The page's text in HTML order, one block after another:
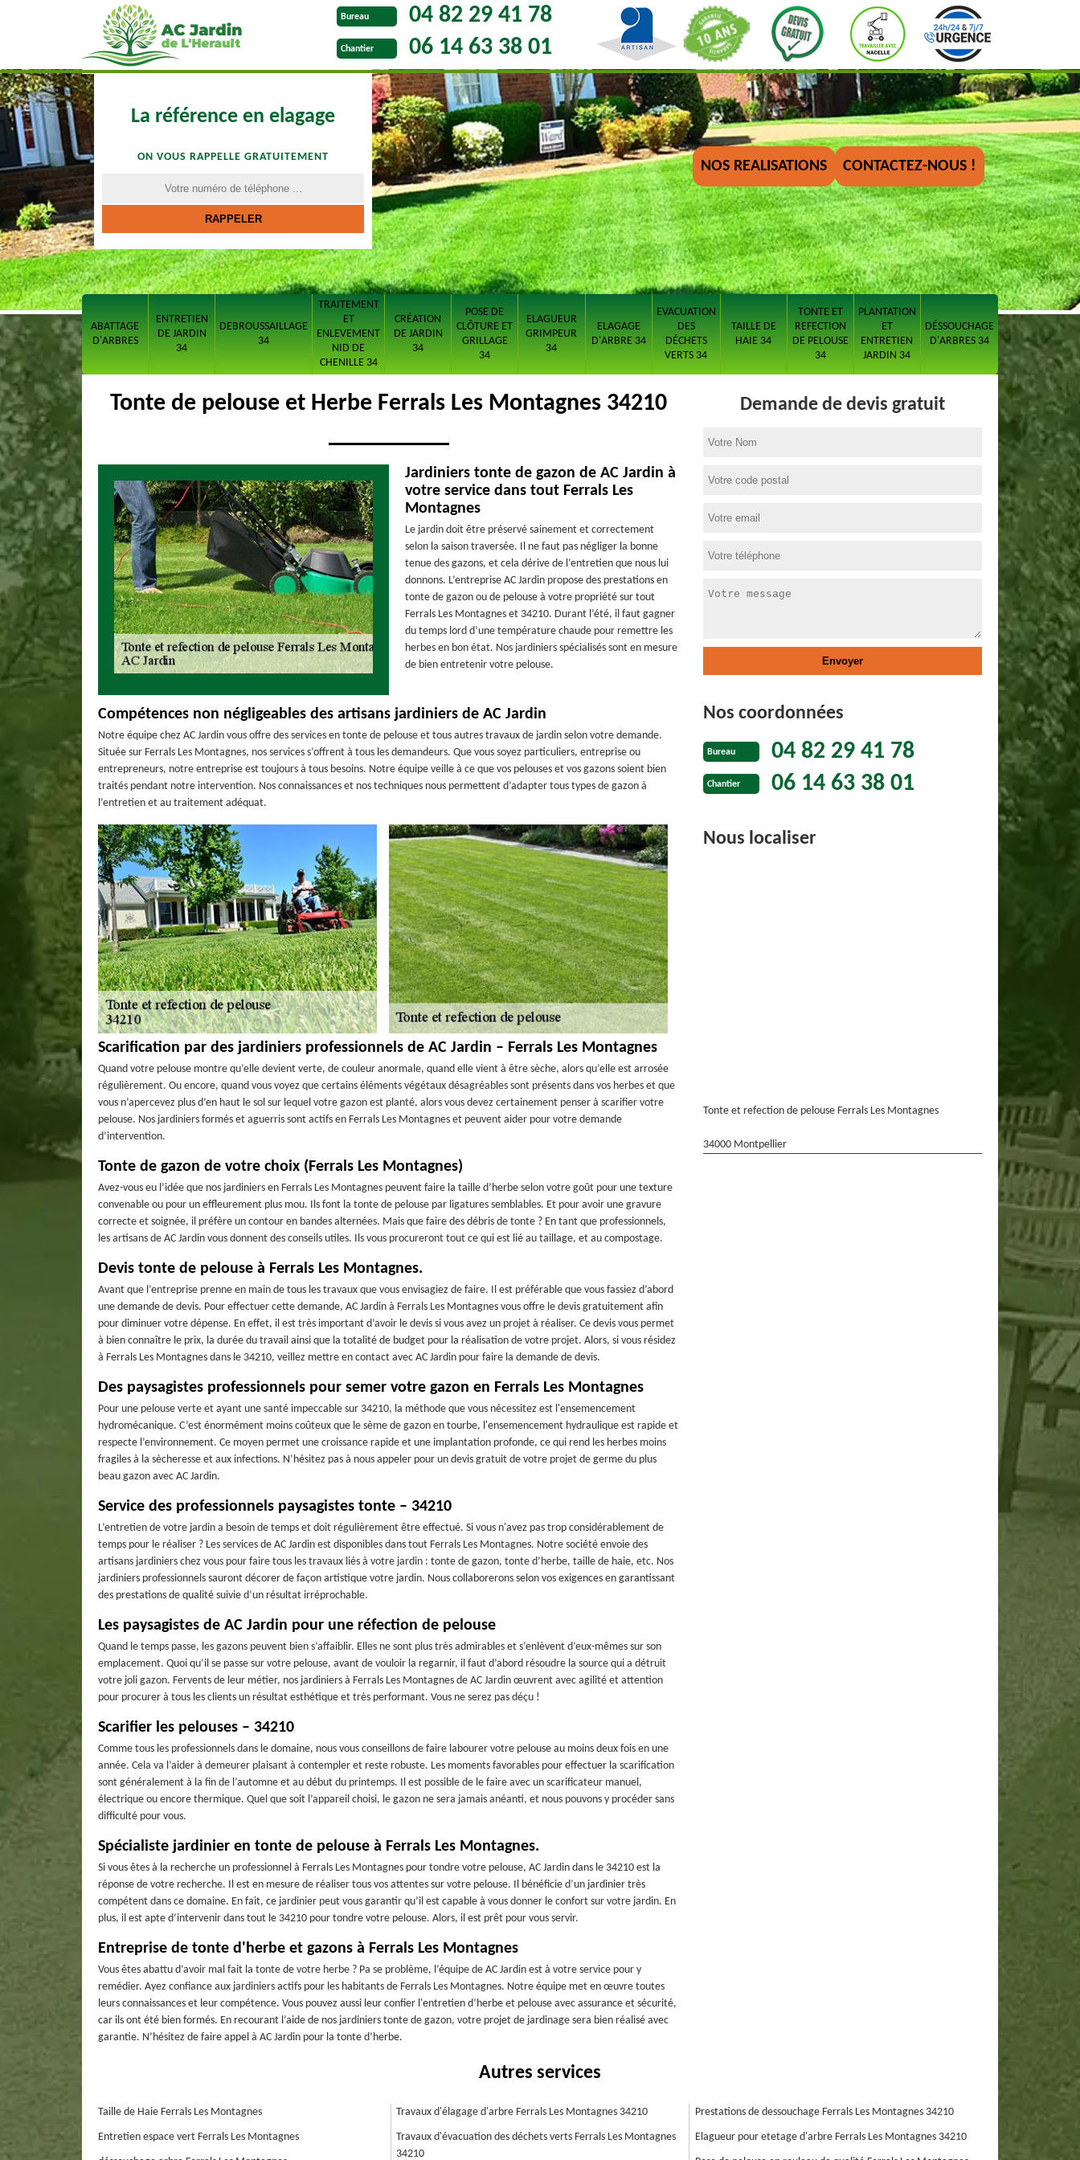
Bureau 04 82 29 41 78
Chantier 06 14 63 38 01
La référence en elagage
ON VOUS RAPPELLE GRATUITEMENT
NOS REALISATIONS CONTACTEZ-NOUS !
ABATTAGE
D'ARBRES
ENTRETIEN
DE JARDIN
34
DEBROUSSAILLAGE
34
TRAITEMENT
ET
ENLEVEMENT
NID DE
CHENILLE 34
CRÉATION
DE JARDIN
34
POSE DE
CLÔTURE ET
GRILLAGE
34
ELAGUEUR
GRIMPEUR
34
ELAGAGE
D'ARBRE 34
EVACUATION
DES
DÉCHETS
VERTS 34
TAILLE DE
HAIE 34
TONTE ET
REFECTION
DE PELOUSE
34
PLANTATION
ET
ENTRETIEN
JARDIN 34
DÉSSOUCHAGE
D'ARBRES 34
Tonte de pelouse et Herbe Ferrals Les Montagnes 34210
Jardiniers tonte de gazon de AC Jardin à
votre service dans tout Ferrals Les
Montagnes
Le jardin doit être préservé sainement et correctement
selon la saison traversée. Il ne faut pas négliger la bonne
tenue des gazons, et cela dérive de l’entretien que nous lui
donnons. L’entreprise AC Jardin propose des prestations en
tonte de gazon ou de pelouse à votre propriété sur tout
Ferrals Les Montagnes et 34210. Durant l’été, il faut gagner
du temps lord d’une température chaude pour remettre les
herbes en bon état. Nos jardiniers spécialisés sont en mesure
de bien entretenir votre pelouse.
Compétences non négligeables des artisans jardiniers de AC Jardin
Notre équipe chez AC Jardin vous offre des services en tonte de pelouse et tous autres travaux de jardin selon votre demande.
Située sur Ferrals Les Montagnes, nos services s’offrent à tous les demandeurs. Que vous soyez particuliers, entreprise ou
entrepreneurs, notre entreprise est toujours à tous besoins. Notre équipe veille à ce que vos pelouses et vos gazons soient bien
traités pendant notre intervention. Nos connaissances et nos techniques nous permettent d’adapter tous types de gazon à
l’entretien et au traitement adéquat.
Scarification par des jardiniers professionnels de AC Jardin – Ferrals Les Montagnes
Quand votre pelouse montre qu’elle devient verte, de couleur anormale, quand elle vient à être sèche, alors qu’elle est arrosée
régulièrement. Ou encore, quand vous voyez que certains éléments végétaux désagréables sont présents dans vos herbes et que
vous n’apercevez plus d’en haut le sol sur lequel votre gazon est planté, alors vous devez certainement penser à scarifier votre
pelouse. Nos jardiniers formés et aguerris sont actifs en Ferrals Les Montagnes et peuvent aider pour votre demande
d’intervention.
Tonte de gazon de votre choix (Ferrals Les Montagnes)
Avez-vous eu l’idée que nos jardiniers en Ferrals Les Montagnes peuvent faire la taille d’herbe selon votre goût pour une texture
convenable ou pour un effleurement plus mou. Ils font la tonte de pelouse par ligatures semblables. Et pour avoir une gravure
correcte et soignée, il préfère un contour en bandes alternées. Mais que faire des débris de tonte ? En tant que professionnels,
les artisans de AC Jardin vous donnent des conseils utiles. Ils vous procureront tout ce qui est lié au taillage, et au compostage.
Devis tonte de pelouse à Ferrals Les Montagnes.
Avant que l’entreprise prenne en main de tous les travaux que vous envisagiez de faire. Il est préférable que vous fassiez d’abord
une demande de devis. Pour effectuer cette demande, AC Jardin à Ferrals Les Montagnes vous offre le devis gratuitement afin
pour diminuer votre dépense. En effet, il est très important d’avoir le devis si vous avez un projet à réaliser. Ce devis vous permet
à bien connaître le prix, la durée du travail ainsi que la totalité de budget pour la réalisation de votre projet. Alors, si vous résidez
à Ferrals Les Montagnes dans le 34210, veillez mettre en contact avec AC Jardin pour faire la demande de devis.
Des paysagistes professionnels pour semer votre gazon en Ferrals Les Montagnes
Pour une pelouse verte et ayant une santé impeccable sur 34210, la méthode que vous nécessitez est l'ensemencement
hydromécanique. C’est énormément moins coûteux que le sème de gazon en tourbe, l'ensemencement hydraulique est rapide et
respecte l’environnement. Ce moyen permet une croissance rapide et une implantation profonde, ce qui rend les herbes moins
fragiles à la sècheresse et aux infections. N’hésitez pas à nous appeler pour un devis gratuit de votre projet de germe du plus
beau gazon avec AC Jardin.
Service des professionnels paysagistes tonte – 34210
L’entretien de votre jardin a besoin de temps et doit régulièrement être effectué. Si vous n'avez pas trop considérablement de
temps pour le réaliser ? Les services de AC Jardin est disponibles dans tout Ferrals Les Montagnes. Notre société envoie des
artisans jardiniers chez vous pour faire tous les travaux liés à votre jardin : tonte de gazon, tonte d’herbe, taille de haie, etc. Nos
jardiniers professionnels sauront décorer de façon artistique votre jardin. Nous collaborerons selon vos exigences en garantissant
des prestations de qualité suivie d’un résultat irréprochable.
Les paysagistes de AC Jardin pour une réfection de pelouse
Quand le temps passe, les gazons peuvent bien s’affaiblir. Elles ne sont plus très admirables et s’enlèvent d’eux-mêmes sur son
emplacement. Quoi qu’il se passe sur votre pelouse, avant de vouloir la regarnir, il faut d’abord résoudre la source qui a détruit
votre joli gazon. Fervents de leur métier, nos jardiniers à Ferrals Les Montagnes de AC Jardin œuvrent avec agilité et attention
pour procurer à tous les clients un résultat esthétique et très performant. Vous ne serez pas déçu !
Scarifier les pelouses – 34210
Comme tous les professionnels dans le domaine, nous vous conseillons de faire labourer votre pelouse au moins deux fois en une
année. Cela va l’aider à demeurer plaisant à contempler et reste robuste. Les moments favorables pour effectuer la scarification
sont généralement à la fin de l’automne et au début du printemps. Il est possible de le faire avec un scarificateur manuel,
électrique ou encore thermique. Quel que soit l’appareil choisi, le gazon ne sera jamais anéanti, et nous pouvons y procéder sans
difficulté pour vous.
Spécialiste jardinier en tonte de pelouse à Ferrals Les Montagnes.
Si vous êtes à la recherche un professionnel à Ferrals Les Montagnes pour tondre votre pelouse, AC Jardin dans le 34210 est la
réponse de votre recherche. Il est en mesure de réaliser tous vos attentes sur votre pelouse. Il bénéficie d’un jardinier très
compétent dans ce domaine. En fait, ce jardinier peut vous garantir qu’il est capable à vous donner le confort sur votre jardin. En
plus, il est apte d’intervenir dans tout le 34210 pour tondre votre pelouse. Alors, il est prêt pour vous servir.
Entreprise de tonte d'herbe et gazons à Ferrals Les Montagnes
Vous êtes abattu d’avoir mal fait la tonte de votre herbe ? Pa se problème, l’équipe de AC Jardin est à votre service pour y
remédier. Ayez confiance aux jardiniers actifs pour les habitants de Ferrals Les Montagnes. Notre équipe met en œuvre toutes
leurs connaissances et leur compétence. Vous pouvez aussi leur confier l'entretien d’herbe et pelouse avec assurance et sécurité,
car ils ont été bien formés. En recourant l’aide de nos jardiniers tonte de gazon, votre projet de jardinage sera bien réalisé avec
garantie. N’hésitez de faire appel à AC Jardin pour la tonte d’herbe.
Demande de devis gratuit
Nos coordonnées
Bureau 04 82 29 41 78
Chantier 06 14 63 38 01
Nous localiser
Tonte et refection de pelouse Ferrals Les Montagnes
34000 Montpellier
Autres services
Taille de Haie Ferrals Les Montagnes
Entretien espace vert Ferrals Les Montagnes
Travaux d'élagage d'arbre Ferrals Les Montagnes 34210
Travaux d'évacuation des déchets verts Ferrals Les Montagnes
34210
Prestations de dessouchage Ferrals Les Montagnes 34210
Elagueur pour etetage d'arbre Ferrals Les Montagnes 34210